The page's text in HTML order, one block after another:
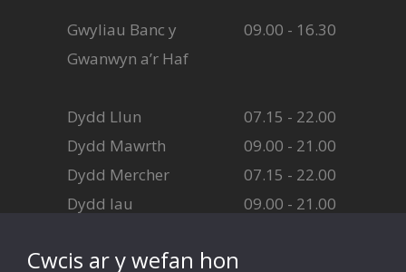
Gwyliau Banc y
Gwanwyn a’r Haf
09.00 - 16.30
Dydd Llun
07.15 - 22.00
Dydd Mawrth
09.00 - 21.00
Dydd Mercher
07.15 - 22.00
Dydd Iau
09.00 - 21.00
Dydd Sadwrn
Cwcis ar y wefan hon